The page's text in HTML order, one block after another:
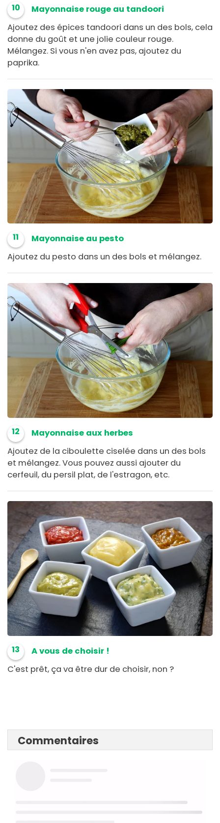
10
Mayonnaise rouge au tandoori
Ajoutez des épices tandoori dans un des bols, cela
donne du goût et une jolie couleur rouge.
Mélangez. Si vous n'en avez pas, ajoutez du
paprika.
11
Mayonnaise au pesto
Ajoutez du pesto dans un des bols et mélangez.
12
Mayonnaise aux herbes
Ajoutez de la ciboulette ciselée dans un des bols
et mélangez. Vous pouvez aussi ajouter du
cerfeuil, du persil plat, de l'estragon, etc.
13
A vous de choisir !
C'est prêt, ça va être dur de choisir, non ?
Commentaires